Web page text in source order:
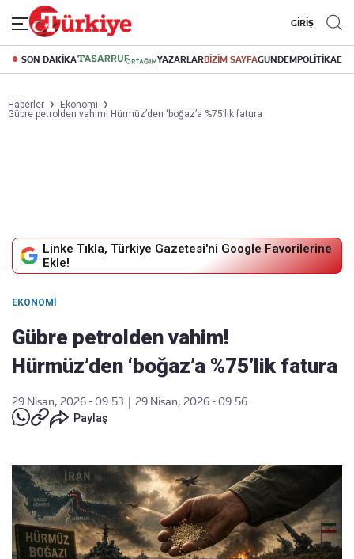
GİRİŞ
SON DAKİKA YAZARLARBİZİM SAYFAGÜNDEMPOLİTİKA
Haberler
Ekonomi
Gübre petrolden vahim! Hürmüz’den ‘boğaz’a %75’lik fatura
Linke Tıkla, Türkiye Gazetesi'ni Google Favorilerine
Ekle!
EKONOMI
Gübre petrolden vahim!
Hürmüz’den ‘boğaz’a %75’lik fatura
29 Nisan, 2026 - 09:53
29 Nisan, 2026 - 09:56
Paylaş